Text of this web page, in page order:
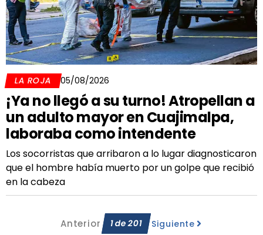
LA ROJA 05/08/2026
¡Ya no llegó a su turno! Atropellan a
un adulto mayor en Cuajimalpa,
laboraba como intendente
Los socorristas que arribaron a lo lugar diagnosticaron
que el hombre había muerto por un golpe que recibió
en la cabeza
Anterior 1de201 Siguiente